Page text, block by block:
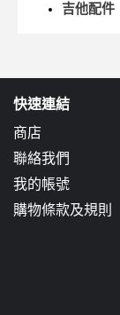
吉他配件
快速連結
商店
聯絡我們
我的帳號
購物條款及規則